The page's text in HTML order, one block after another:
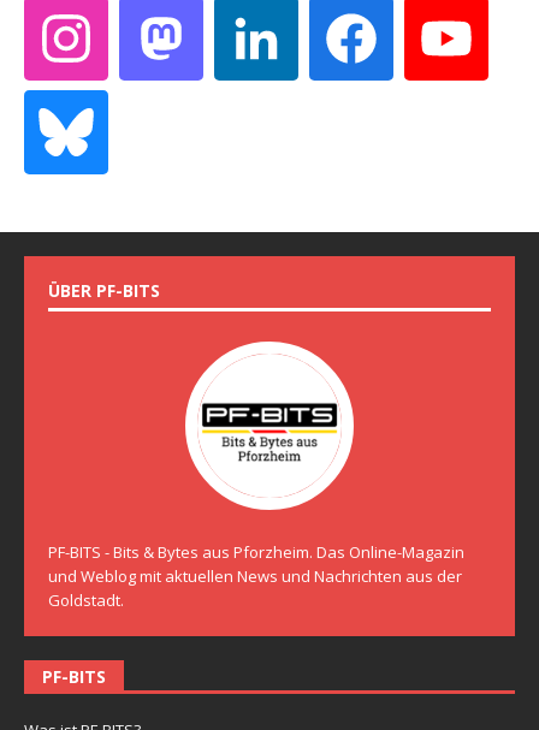
ÜBER PF-BITS
PF-BITS - Bits & Bytes aus Pforzheim. Das Online-Magazin
und Weblog mit aktuellen News und Nachrichten aus der
Goldstadt.
PF-BITS